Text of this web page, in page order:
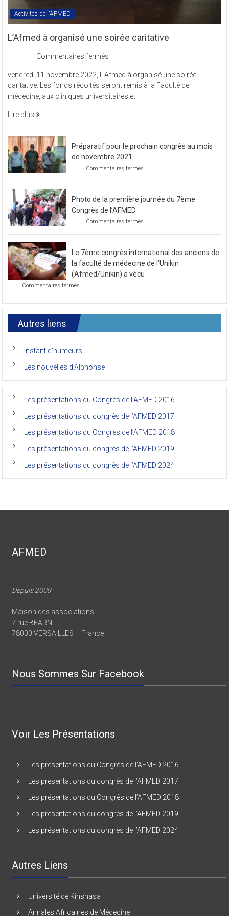
Activités de l'AFMED
L’Afmed à organisé une soirée caritative
Commentaires fermés
à
organisé
une
vendredi 11 novembre 2022, L’Afmed à organisé une soirée
caritative. Les fonds récoltés seront remis à la Faculté de
médecine, aux cliniques universitaires et
Lire plus
Préparatif pour le prochain congrès au mois
de novembre 2021
Commentaires fermés
prochain
de
2021
Photo de la première journée du 7ème
Congrès de l’AFMED
Commentaires fermés
première
journée
7ème
l’AFMED
Le 7ème congrès international des anciens de
la faculté de médecine de l’Unikin
(Afmed/Unikin) a vécu
Commentaires fermés
congrès
international
anciens
la
de
de
(Afmed/Unikin)
vécu
Autres liens
Instant d’humeurs
Les nouvelles d’Alphonse
Les présentations du Congrès de l’AFMED 2016
Les présentations du congrès de l’AFMED 2017
Les présentations du Congrès de l’AFMED 2018
Les présentations du congrès de l’AFMED 2019
Les présentations du congrès de l’AFMED 2024
AFMED
Depuis 2009
Maison des associations
7 rue BEARN
78000 VERSAILLES – France
Nous Sommes Sur Facebook
Voir Les Présentations
Les présentations du Congrès de l’AFMED 2016
Les présentations du congrès de l’AFMED 2017
Les présentations du Congrès de l’AFMED 2018
Les présentations du congrès de l’AFMED 2019
Les présentations du congrès de l’AFMED 2024
Autres Liens
Université de Kinshasa
Annales Africaines de Médecine